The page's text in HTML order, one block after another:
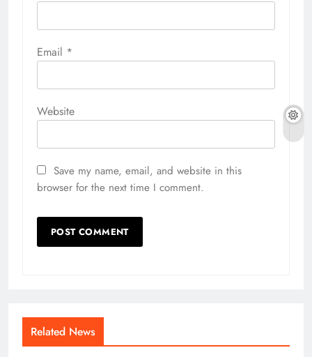
Email *
Website
Save my name, email, and website in this
browser for the next time I comment.
Related News